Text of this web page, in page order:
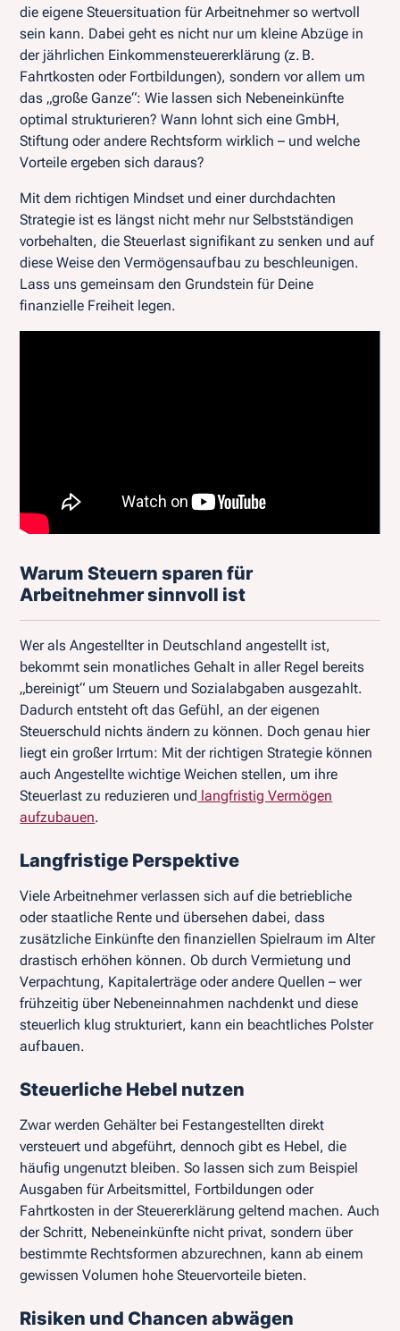
die eigene Steuersituation für Arbeitnehmer so wertvoll
sein kann. Dabei geht es nicht nur um kleine Abzüge in
der jährlichen Einkommensteuererklärung (z. B.
Fahrtkosten oder Fortbildungen), sondern vor allem um
das „große Ganze“: Wie lassen sich Nebeneinkünfte
optimal strukturieren? Wann lohnt sich eine GmbH,
Stiftung oder andere Rechtsform wirklich – und welche
Vorteile ergeben sich daraus?
Mit dem richtigen Mindset und einer durchdachten
Strategie ist es längst nicht mehr nur Selbstständigen
vorbehalten, die Steuerlast signifikant zu senken und auf
diese Weise den Vermögensaufbau zu beschleunigen.
Lass uns gemeinsam den Grundstein für Deine
finanzielle Freiheit legen.
Warum Steuern sparen für
Arbeitnehmer sinnvoll ist
Wer als Angestellter in Deutschland angestellt ist,
bekommt sein monatliches Gehalt in aller Regel bereits
„bereinigt“ um Steuern und Sozialabgaben ausgezahlt.
Dadurch entsteht oft das Gefühl, an der eigenen
Steuerschuld nichts ändern zu können. Doch genau hier
liegt ein großer Irrtum: Mit der richtigen Strategie können
auch Angestellte wichtige Weichen stellen, um ihre
Steuerlast zu reduzieren und langfristig Vermögen
aufzubauen.
Langfristige Perspektive
Viele Arbeitnehmer verlassen sich auf die betriebliche
oder staatliche Rente und übersehen dabei, dass
zusätzliche Einkünfte den finanziellen Spielraum im Alter
drastisch erhöhen können. Ob durch Vermietung und
Verpachtung, Kapitalerträge oder andere Quellen – wer
frühzeitig über Nebeneinnahmen nachdenkt und diese
steuerlich klug strukturiert, kann ein beachtliches Polster
aufbauen.
Steuerliche Hebel nutzen
Zwar werden Gehälter bei Festangestellten direkt
versteuert und abgeführt, dennoch gibt es Hebel, die
häufig ungenutzt bleiben. So lassen sich zum Beispiel
Ausgaben für Arbeitsmittel, Fortbildungen oder
Fahrtkosten in der Steuererklärung geltend machen. Auch
der Schritt, Nebeneinkünfte nicht privat, sondern über
bestimmte Rechtsformen abzurechnen, kann ab einem
gewissen Volumen hohe Steuervorteile bieten.
Risiken und Chancen abwägen